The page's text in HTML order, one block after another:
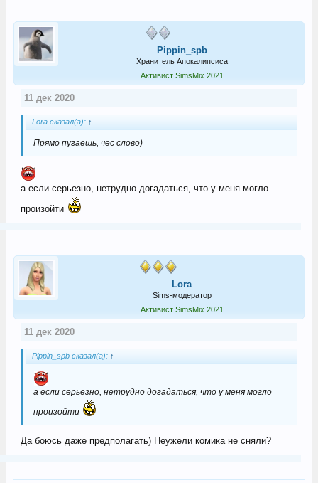
Pippin_spb
Хранитель Апокалипсиса
Активист SimsMix 2021
11 дек 2020
Lora сказал(а): ↑
Прямо пугаешь, чес слово)
а если серьезно, нетрудно догадаться, что у меня могло
произойти
Lora
Sims-модератор
Активист SimsMix 2021
11 дек 2020
Pippin_spb сказал(а): ↑
а если серьезно, нетрудно догадаться, что у меня могло
произойти
Да боюсь даже предполагать) Неужели комика не сняли?